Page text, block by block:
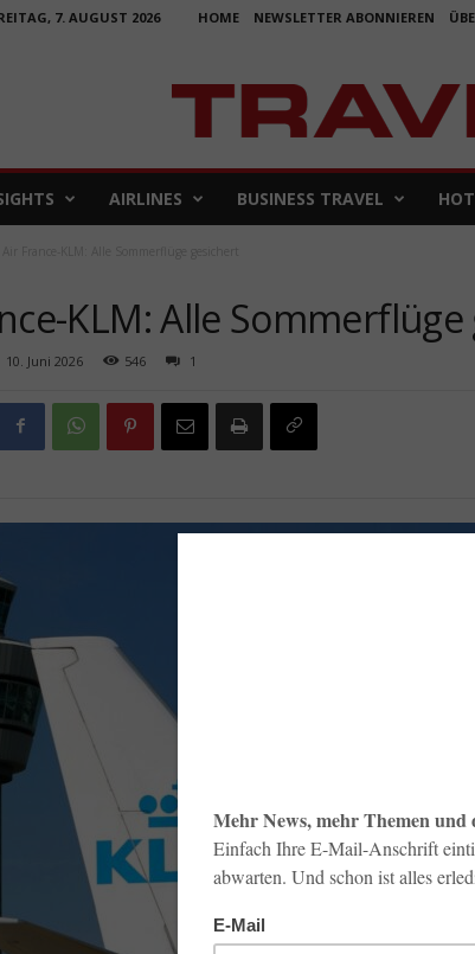
7. AUGUST 2026 HOME NEWSLETTER ABONNIEREN
AIRLINES BUSINESS TRAVEL
KLM: Alle
10. Juni 2026 546 1